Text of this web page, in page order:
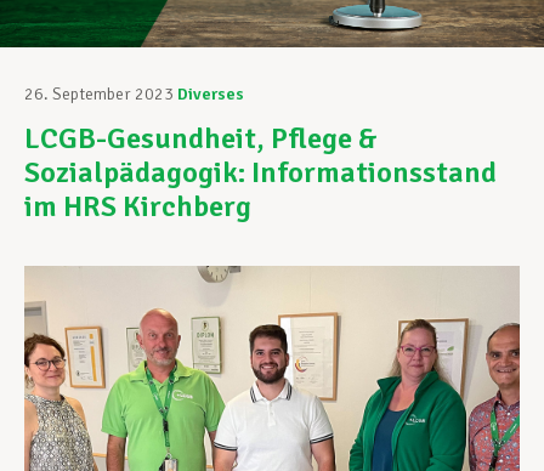
Unterstützung im Arbeitsalltag
Ihre Rechte
Berufliche Weiterentwicklung
Mitglied werden
26. September 2023 Diverses
LCGB-Gesundheit, Pflege &
Sozialpädagogik: Informationsstand
im HRS Kirchberg